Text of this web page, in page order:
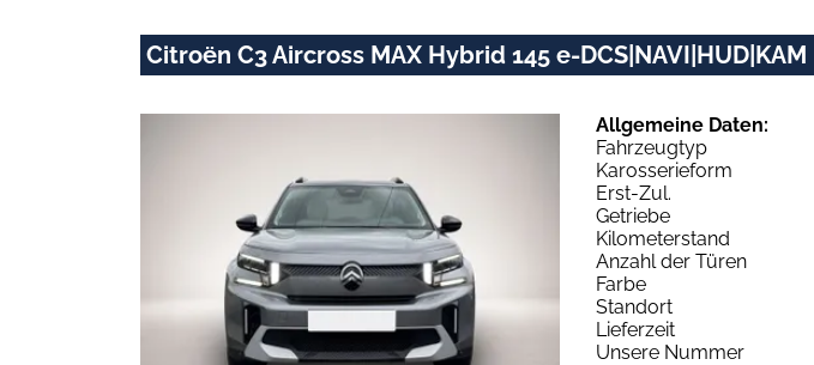
Citroën C3 Aircross MAX Hybrid 145 e-DCS|NAVI|HUD|KAM
Allgemeine Daten:
Fahrzeugtyp
Karosserieform
Erst-Zul.
Getriebe
Kilometerstand
Anzahl der Türen
Farbe
Standort
Lieferzeit
Unsere Nummer